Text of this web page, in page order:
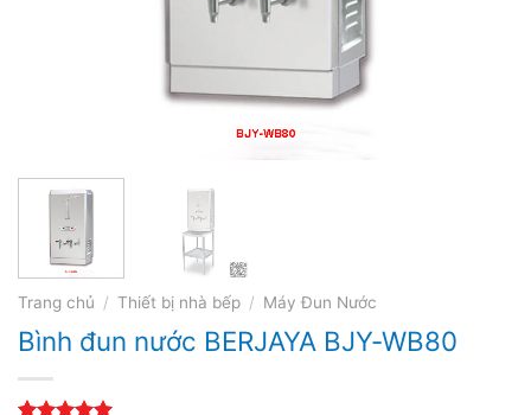
Trang chủ / Thiết bị nhà bếp / Máy Đun Nước
Bình đun nước BERJAYA BJY-WB80